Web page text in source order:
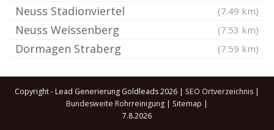
Neuss Stadionviertel (7.49 km)
Neuss Weissenberg (7.53 km)
Dormagen Straberg (7.59 km)
Copyright - Lead Generierung Goldleads 2026 | SEO Ortverzeichnis |
Bundesweite Rohrreinigung | Sitemap |
7.8.2026